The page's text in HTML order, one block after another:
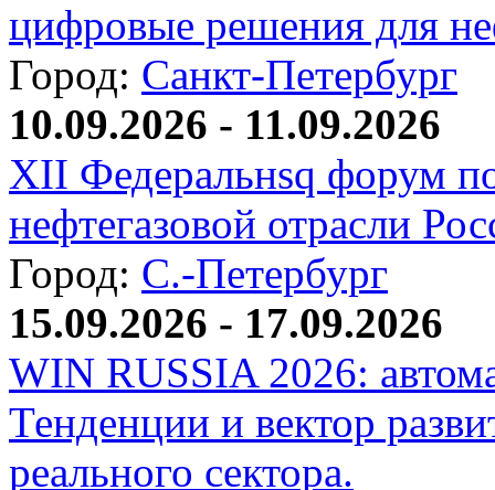
цифровые решения для
Город: Санкт-Петербург
10.09.2026 - 11.09.2026
XII Федеральнsq форум
нефтегазовой отрасли
Город: С.-Петербург
15.09.2026 - 17.09.2026
WIN RUSSIA 2026:
Тенденции и вектор
реального сектора.